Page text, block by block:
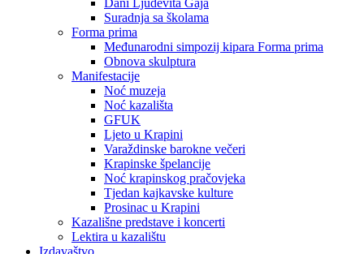
Dani Ljudevita Gaja
Suradnja sa školama
Forma prima
Međunarodni simpozij kipara Forma prima
Obnova skulptura
Manifestacije
Noć muzeja
Noć kazališta
GFUK
Ljeto u Krapini
Varaždinske barokne večeri
Krapinske špelancije
Noć krapinskog pračovjeka
Tjedan kajkavske kulture
Prosinac u Krapini
Kazališne predstave i koncerti
Lektira u kazalištu
Izdavaštvo